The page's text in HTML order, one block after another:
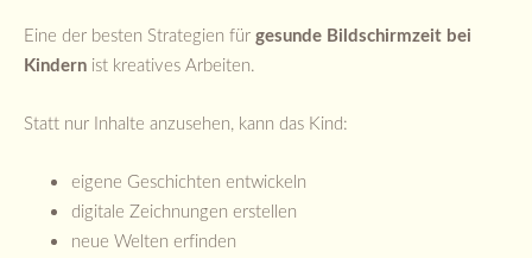
Eine der besten Strategien für gesunde Bildschirmzeit bei
Kindern ist kreatives Arbeiten.
Statt nur Inhalte anzusehen, kann das Kind:
eigene Geschichten entwickeln
digitale Zeichnungen erstellen
neue Welten erfinden